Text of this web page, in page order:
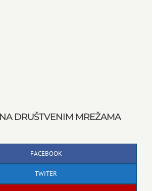
DRUŠTVENIM MREŽAMA
FACEBOOK
TWITER